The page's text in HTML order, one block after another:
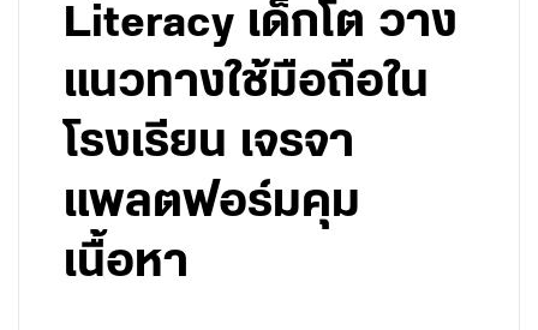
Literacy เด็กโต วาง
แนวทางใช้มือถือใน
โรงเรียน เจรจา
แพลตฟอร์มคุม
เนื้อหา